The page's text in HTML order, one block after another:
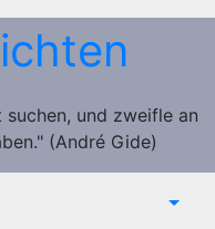
suchen, und zweifle an
(André Gide)